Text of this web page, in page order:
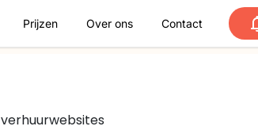
Prijzen Over ons Contact
verhuurwebsites